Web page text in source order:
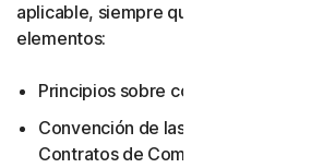
aplicable, siempre quedarán
elementos:
Principios sobre conflicto de leyes.
Convención de las Naciones
Contratos de Compraventa